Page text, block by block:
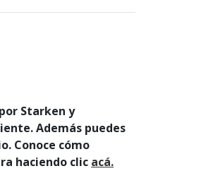
Starken y
Además puedes
Conoce cómo
haciendo clic acá.